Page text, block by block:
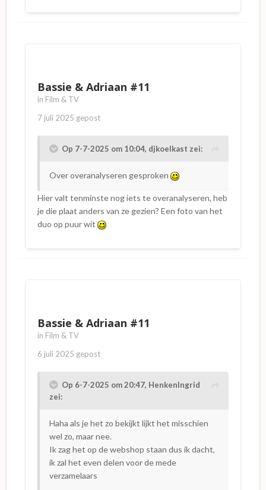
Bassie & Adriaan #11
in Film & TV
7 juli 2025 gepost
Op 7-7-2025 om 10:04, djkoelkast zei:
Over overanalyseren gesproken
Hier valt tenminste nog iets te overanalyseren, heb
je die plaat anders van ze gezien? Een foto van het
duo op puur wit
Bassie & Adriaan #11
in Film & TV
6 juli 2025 gepost
Op 6-7-2025 om 20:47, HenkenIngrid
zei:
Haha als je het zo bekijkt lijkt het misschien
wel zo, maar nee.
Ik zag het op de webshop staan dus ik dacht,
ik zal het even delen voor de mede
verzamelaars